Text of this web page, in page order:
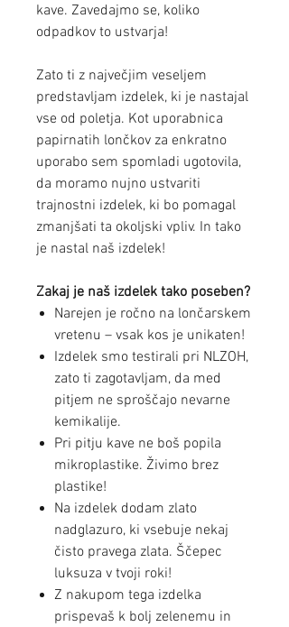
kave. Zavedajmo se, koliko
odpadkov to ustvarja!
Zato ti z največjim veseljem
predstavljam izdelek, ki je nastajal
vse od poletja. Kot uporabnica
papirnatih lončkov za enkratno
uporabo sem spomladi ugotovila,
da moramo nujno ustvariti
trajnostni izdelek, ki bo pomagal
zmanjšati ta okoljski vpliv. In tako
je nastal naš izdelek!
Zakaj je naš izdelek tako poseben?
Narejen je ročno na lončarskem
vretenu – vsak kos je unikaten!
Izdelek smo testirali pri NLZOH,
zato ti zagotavljam, da med
pitjem ne sproščajo nevarne
kemikalije.
Pri pitju kave ne boš popila
mikroplastike. Živimo brez
plastike!
Na izdelek dodam zlato
nadglazuro, ki vsebuje nekaj
čisto pravega zlata. Ščepec
luksuza v tvoji roki!
Z nakupom tega izdelka
prispevaš k bolj zelenemu in